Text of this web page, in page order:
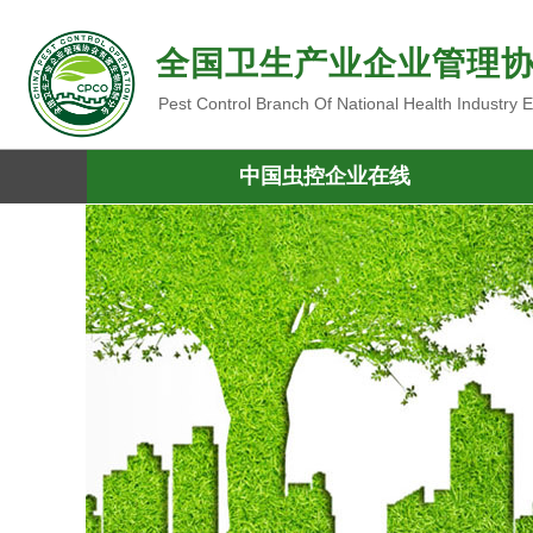
全国卫生产业企业管理
Pest Control Branch Of National Health Industry
中国虫控企业在线